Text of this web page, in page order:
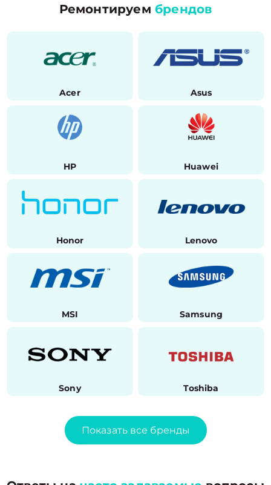
Ремонтируем брендов
Acer Asus
HP Huawei
Honor Lenovo
MSI Samsung
Sony Toshiba
Показать все бренды